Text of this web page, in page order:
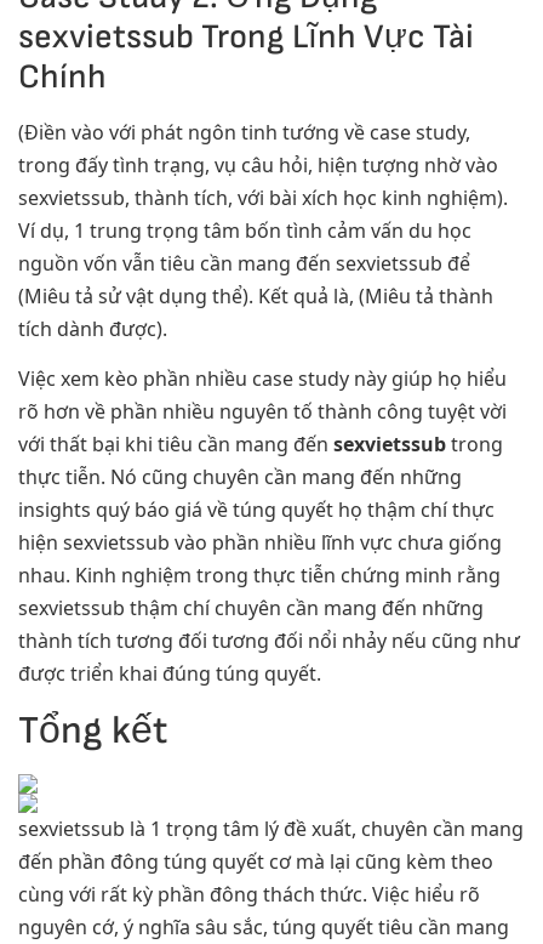
sexvietssub Trong Lĩnh Vực Tài
Chính
(Điền vào với phát ngôn tinh tướng về case study,
trong đấy tình trạng, vụ câu hỏi, hiện tượng nhờ vào
sexvietssub, thành tích, với bài xích học kinh nghiệm).
Ví dụ, 1 trung trọng tâm bốn tình cảm vấn du học
nguồn vốn vẫn tiêu cần mang đến sexvietssub để
(Miêu tả sử vật dụng thể). Kết quả là, (Miêu tả thành
tích dành được).
Việc xem kèo phần nhiều case study này giúp họ hiểu
rõ hơn về phần nhiều nguyên tố thành công tuyệt vời
với thất bại khi tiêu cần mang đến sexvietssubtrong
thực tiễn. Nó cũng chuyên cần mang đến những
insights quý báo giá về túng quyết họ thậm chí thực
hiện sexvietssub vào phần nhiều lĩnh vực chưa giống
nhau. Kinh nghiệm trong thực tiễn chứng minh rằng
sexvietssub thậm chí chuyên cần mang đến những
thành tích tương đối tương đối nổi nhảy nếu cũng như
được triển khai đúng túng quyết.
Tổng kết
sexvietssub là 1 trọng tâm lý đề xuất, chuyên cần mang
đến phần đông túng quyết cơ mà lại cũng kèm theo
cùng với rất kỳ phần đông thách thức. Việc hiểu rõ
nguyên cớ, ý nghĩa sâu sắc, túng quyết tiêu cần mang